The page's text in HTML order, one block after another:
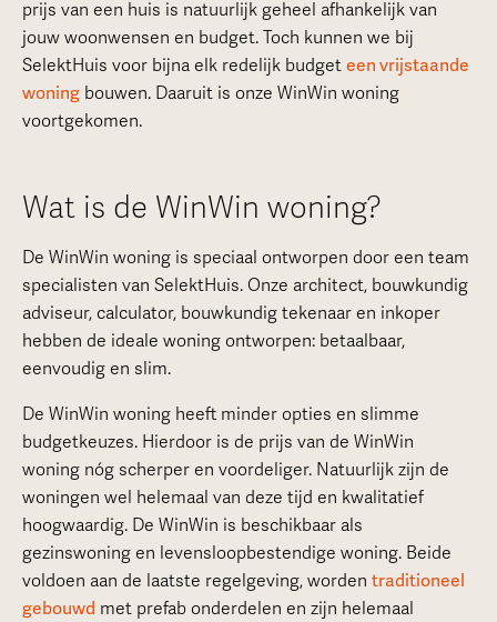
prijs van een huis is natuurlijk geheel afhankelijk van
jouw woonwensen en budget. Toch kunnen we bij
SelektHuis voor bijna elk redelijk budget een vrijstaande
woningbouwen. Daaruit is onze WinWin woning
voortgekomen.
Wat is de WinWin woning?
De WinWin woning is speciaal ontworpen door een team
specialisten van SelektHuis. Onze architect, bouwkundig
adviseur, calculator, bouwkundig tekenaar en inkoper
hebben de ideale woning ontworpen: betaalbaar,
eenvoudig en slim.
De WinWin woning heeft minder opties en slimme
budgetkeuzes. Hierdoor is de prijs van de WinWin
woning nóg scherper en voordeliger. Natuurlijk zijn de
woningen wel helemaal van deze tijd en kwalitatief
hoogwaardig. De WinWin is beschikbaar als
gezinswoning en levensloopbestendige woning. Beide
voldoen aan de laatste regelgeving, worden traditioneel
gebouwd met prefab onderdelen en zijn helemaal